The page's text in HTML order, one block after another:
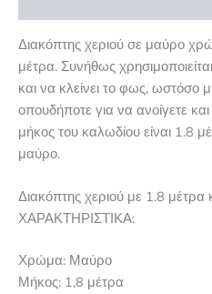
Διακόπτης χεριού σε μαύρο
μέτρα. Συνήθως
και να κλείνει το φως, ωστόσο
οπουδήποτε για να ανοίγετε
μήκος του καλωδίου είναι 1.8
μαύρο.
Διακόπτης χεριού με 1.8
ΧΑΡΑΚΤΗΡΙΣΤΙΚΑ:
Χρώμα: Μαύρο
Μήκος: 1,8 μέτρα